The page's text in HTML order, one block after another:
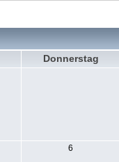
Donnerstag
6